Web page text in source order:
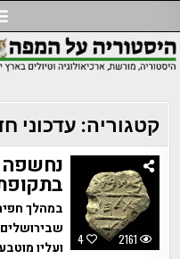
to
content
קטגוריה: עדכוני
4 2161
נחשפה
במהלך
ועליו